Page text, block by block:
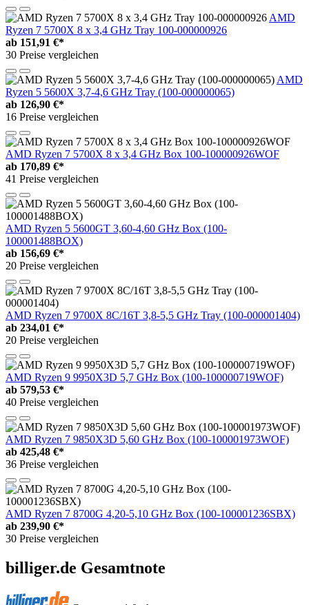
AMD
Ryzen 7 5700X 8 x 3,4 GHz Tray 100-000000926
ab 151,91 €*
30 Preise vergleichen
AMD
Ryzen 5 5600X 3,7-4,6 GHz Tray (100-000000065)
ab 126,90 €*
16 Preise vergleichen
AMD Ryzen 7 5700X 8 x 3,4 GHz Box 100-100000926WOF
ab 170,89 €*
41 Preise vergleichen
AMD Ryzen 5 5600GT 3,60-4,60 GHz Box (100-
100001488BOX)
ab 156,69 €*
20 Preise vergleichen
AMD Ryzen 7 9700X 8C/16T 3,8-5,5 GHz Tray (100-000001404)
ab 234,01 €*
20 Preise vergleichen
AMD Ryzen 9 9950X3D 5,7 GHz Box (100-100000719WOF)
ab 579,53 €*
40 Preise vergleichen
AMD Ryzen 7 9850X3D 5,60 GHz Box (100-100001973WOF)
ab 425,48 €*
36 Preise vergleichen
AMD Ryzen 7 8700G 4,20-5,10 GHz Box (100-100001236SBX)
ab 239,90 €*
30 Preise vergleichen
billiger.de Gesamtnote